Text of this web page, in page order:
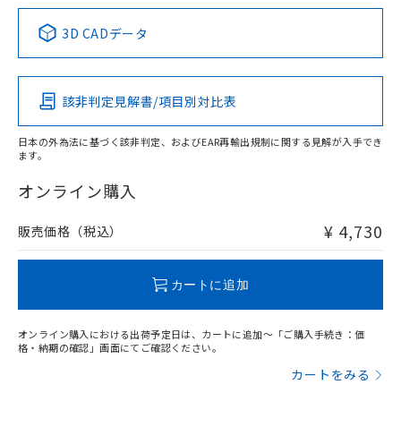
Pb Hg Cd Cr(VI)
O
在庫等で未対応品が混在する可能性があります。
問い合わせください。
この製品の規格認証/適合状況ページへ
その他の認証はこちらのページからご検索ください
3D CADデータ
該非判定見解書/項目別対比表
日本の外為法に基づく該非判定、およびEAR再輸出規制に関する見解が入手でき
ます。
オンライン購入
販売価格（税込） ¥ 4,730
カートに追加
オンライン購入における出荷予定日は、カートに追加～「ご購入手続き：価
格・納期の確認」画面にてご確認ください。
カートをみる